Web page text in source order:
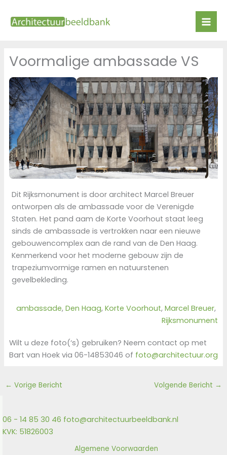
naar
Voormalige ambassade VS
Dit Rijksmonument is door architect Marcel Breuer
ontworpen als de ambassade voor de Verenigde
Staten. Het pand aam de Korte Voorhout staat leeg
sinds de ambassade is vertrokken naar een nieuwe
gebouwencomplex aan de rand van de Den Haag.
Kenmerkend voor het moderne gebouw zijn de
trapeziumvormige ramen en natuurstenen
gevelbekleding.
ambassade, Den Haag, Korte Voorhout, Marcel Breuer
Rijksmonument
Wilt u deze foto(‘s) gebruiken? Neem contact op met
Bart van Hoek via 06-14853046 of foto@architectuur.org
← Vorige Bericht Volgende Bericht →
06 - 14 85 30 46 foto@architectuurbeeldbank.nl
KVK: 51826003
Algemene Voorwaarden